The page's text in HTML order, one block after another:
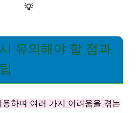
💡
유의해야 할 점과
하며 여러 가지 어려움을 겪는